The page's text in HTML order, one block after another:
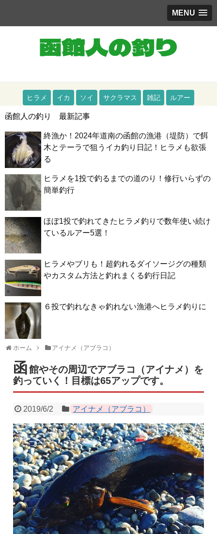
MENU
ヒラメ イカ ソイ サクラマス 雑記 ルアー
函館人の釣り 最新記事
終漁か！2024年道南の函館の漁港（堤防）で餌
木とテーラで狙うイカ釣り日記！ヒラメも欲張
る
ヒラメを1投で釣るまでの道のり！修行いらずの
簡単釣行
ほぼ1投で釣れてきたヒラメ釣りで数年使い続け
ているルアー5選！
ヒラメやブリも！超釣れるダイソージグの種類
やカスタム方法と釣れまくる釣行日記
６投で釣れなきゃ釣れない漁港へヒラメ釣りに
ホーム アイナメ（アブラコ）
函館やその周辺でアブラコ（アイナメ）を
釣っていく！目標は65アップです。
2019/6/2 アイナメ（アブラコ）